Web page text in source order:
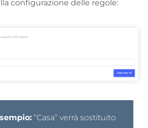
configurazione delle regole:
“Casa” verrà sostituito